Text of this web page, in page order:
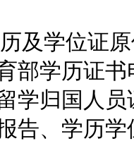
学位证原
部学历证
学归国人
告、学历